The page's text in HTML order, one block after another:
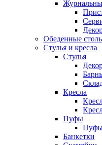
Обеденные
Стулья и кресла
Стулья
Кресла
Пуфы
Пуфы
Банкетки